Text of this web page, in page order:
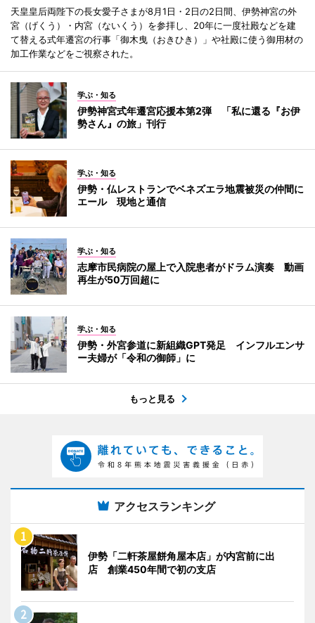
天皇皇后両陛下の長女愛子さまが8月1日・2日の2日間、伊勢神宮の外
宮（げくう）・内宮（ないくう）を参拝し、20年に一度社殿などを建
て替える式年遷宮の行事「御木曳（おきひき）」や社殿に使う御用材の
加工作業などをご視察された。
学ぶ・知る
伊勢神宮式年遷宮応援本第2弾 「私に還る『お伊
勢さん』の旅」刊行
学ぶ・知る
伊勢・仏レストランでベネズエラ地震被災の仲間に
エール 現地と通信
学ぶ・知る
志摩市民病院の屋上で入院患者がドラム演奏 動画
再生が50万回超に
学ぶ・知る
伊勢・外宮参道に新組織GPT発足 インフルエンサ
ー夫婦が「令和の御師」に
もっと見る
アクセスランキング
伊勢「二軒茶屋餅角屋本店」が内宮前に出
店 創業450年間で初の支店